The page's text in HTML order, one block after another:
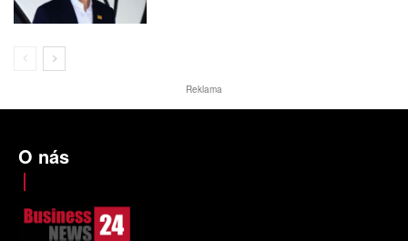
Reklama
O nás